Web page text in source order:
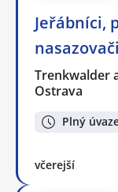
Jeřábníci,
Trenkwalder
Ostrava
Plný
včerejší